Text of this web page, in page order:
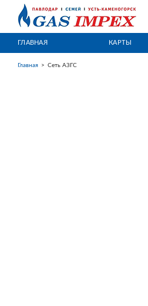
ГЛАВНАЯ КАРТЫ
Главная > Сеть АЗГС